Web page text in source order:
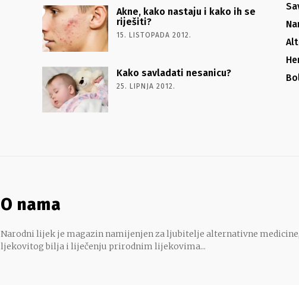
Akne, kako nastaju i kako ih se
riješiti?
15. LISTOPADA 2012.
Kako savladati nesanicu?
25. LIPNJA 2012.
O nama
Narodni lijek je magazin namijenjen za ljubitelje alternativne medicine,
ljekovitog bilja i liječenju prirodnim lijekovima...